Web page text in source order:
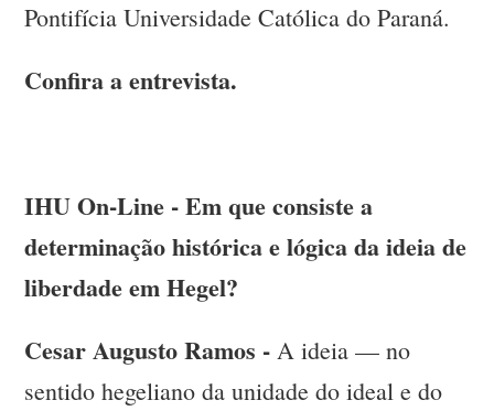
Pontifícia Universidade Católica do Paraná.
Confira a entrevista.
IHU On-Line - Em que consiste a
determinação histórica e lógica da ideia de
liberdade em Hegel?
Cesar Augusto Ramos - A ideia — no
sentido hegeliano da unidade do ideal e do